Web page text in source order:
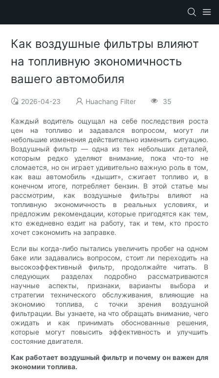
Как воздушные фильтры влияют
на топливную экономичность
вашего автомобиля
2026-04-23 Huachang Filter 35
Каждый водитель ощущал на себе последствия роста
цен на топливо и задавался вопросом, могут ли
небольшие изменения действительно изменить ситуацию.
Воздушный фильтр — одна из тех небольших деталей,
которым редко уделяют внимание, пока что-то не
сломается, но он играет удивительно важную роль в том,
как ваш автомобиль «дышит», сжигает топливо и, в
конечном итоге, потребляет бензин. В этой статье мы
рассмотрим, как воздушные фильтры влияют на
топливную экономичность в реальных условиях, и
предложим рекомендации, которые пригодятся как тем,
кто ежедневно ездит на работу, так и тем, кто просто
хочет сэкономить на заправке.
Если вы когда-либо пытались увеличить пробег на одном
баке или задавались вопросом, стоит ли переходить на
высокоэффективный фильтр, продолжайте читать. В
следующих разделах подробно рассматриваются
научные аспекты, признаки, варианты выбора и
стратегии технического обслуживания, влияющие на
экономию топлива, с точки зрения воздушной
фильтрации. Вы узнаете, на что обращать внимание, чего
ожидать и как принимать обоснованные решения,
которые могут повысить эффективность и улучшить
состояние двигателя.
Как работает воздушный фильтр и почему он важен для
экономии топлива.